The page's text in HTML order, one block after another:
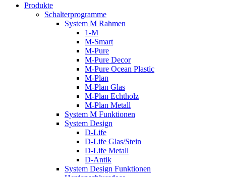
Produkte
Schalterprogramme
System M Rahmen
1-M
M-Smart
M-Pure
M-Pure Decor
M-Pure Ocean Plastic
M-Plan
M-Plan Glas
M-Plan Echtholz
M-Plan Metall
System M Funktionen
System Design
D-Life
D-Life Glas/Stein
D-Life Metall
D-Antik
System Design Funktionen